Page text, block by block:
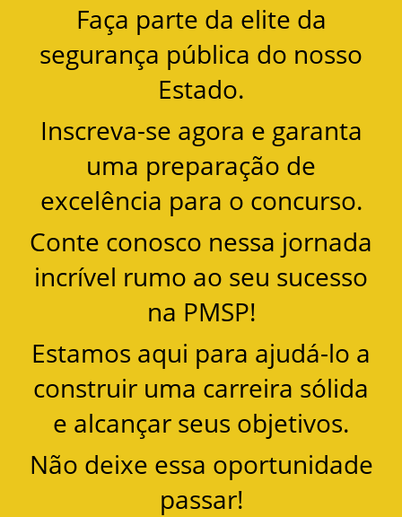
Faça parte da elite da
segurança pública do nosso
Estado.
Inscreva-se agora e garanta
uma preparação de
excelência para o concurso.
Conte conosco nessa jornada
incrível rumo ao seu sucesso
na PMSP!
Estamos aqui para ajudá-lo a
construir uma carreira sólida
e alcançar seus objetivos.
Não deixe essa oportunidade
passar!